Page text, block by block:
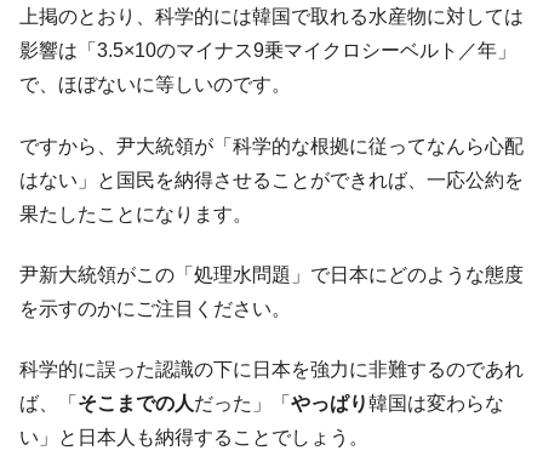
上掲のとおり、科学的には韓国で取れる水産物に対しては
影響は「3.5×10のマイナス9乗マイクロシーベルト／年」
で、ほぼないに等しいのです。
ですから、尹大統領が「科学的な根拠に従ってなんら心配
はない」と国民を納得させることができれば、一応公約を
果たしたことになります。
尹新大統領がこの「処理水問題」で日本にどのような態度
を示すのかにご注目ください。
科学的に誤った認識の下に日本を強力に非難するのであれ
ば、「 そこまでの人だった」「 やっぱり韓国は変わらな
い」と日本人も納得することでしょう。